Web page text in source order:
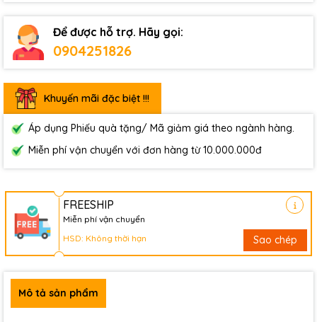
Để được hỗ trợ. Hãy gọi:
0904251826
Khuyến mãi đặc biệt !!!
Áp dụng Phiếu quà tặng/ Mã giảm giá theo ngành hàng.
Miễn phí vận chuyển với đơn hàng từ 10.000.000đ
FREESHIP
Miễn phí vận chuyển
HSD: Không thời hạn
Sao chép
Mô tả sản phẩm